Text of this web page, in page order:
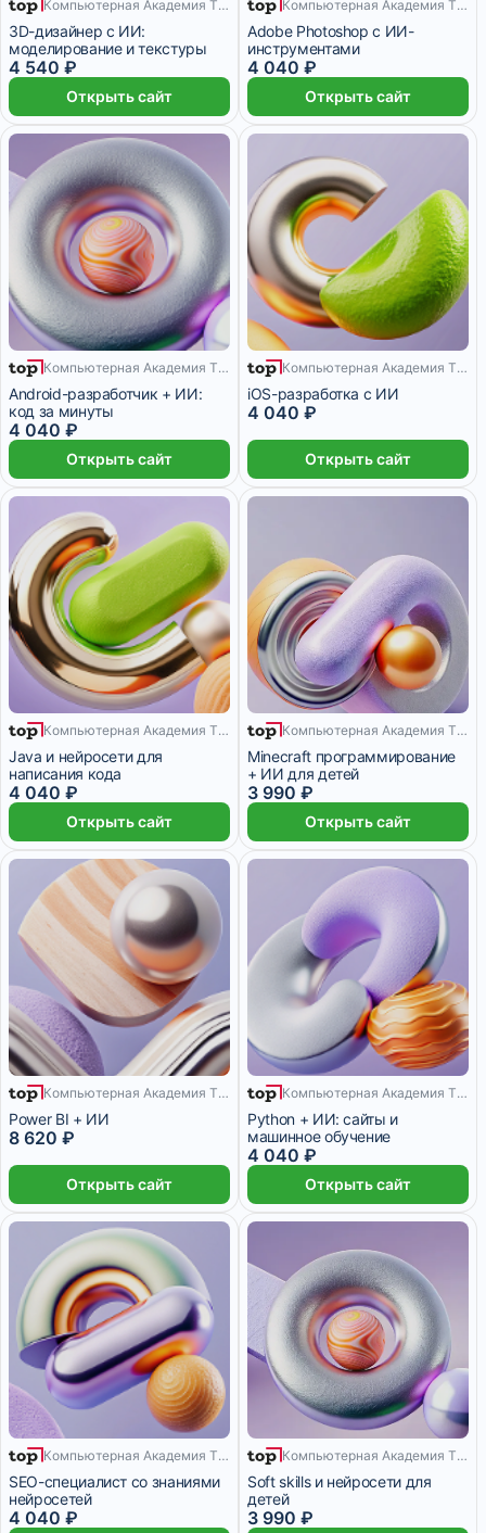
9 месяцев Компьютерная Академия TOP
3D-дизайнер с ИИ:
моделирование и текстуры
4 540 ₽
Открыть сайт
6 месяцев Компьютерная Академия TOP
Adobe Photoshop с ИИ-
инструментами
4 040 ₽
Открыть сайт
12 месяцев Компьютерная Академия TOP
Android-разработчик + ИИ:
код за минуты
4 040 ₽
Открыть сайт
12 месяцев Компьютерная Академия TOP
iOS-разработка с ИИ
4 040 ₽
Открыть сайт
12 месяцев Компьютерная Академия TOP
Java и нейросети для
написания кода
4 040 ₽
Открыть сайт
8 месяцев Компьютерная Академия TOP
Minecraft программирование
+ ИИ для детей
3 990 ₽
Открыть сайт
2 месяца Компьютерная Академия TOP
Power BI + ИИ
8 620 ₽
Открыть сайт
12 месяцев Компьютерная Академия TOP
Python + ИИ: сайты и
машинное обучение
4 040 ₽
Открыть сайт
4 месяца Компьютерная Академия TOP
SEO-специалист со знаниями
нейросетей
4 040 ₽
8 месяцев Компьютерная Академия TOP
Soft skills и нейросети для
детей
3 990 ₽